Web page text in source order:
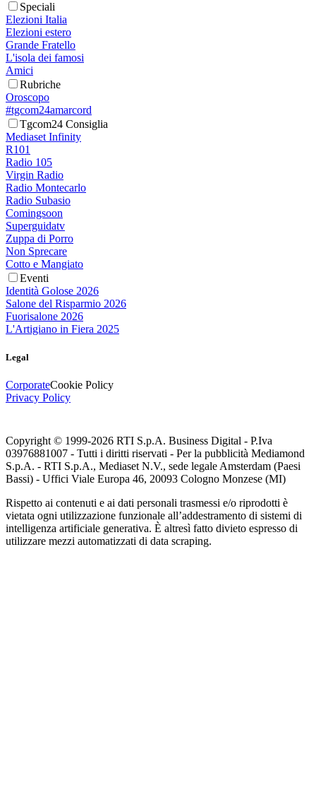
Speciali
Elezioni Italia
Elezioni estero
Grande Fratello
L'isola dei famosi
Amici
Rubriche
Oroscopo
#tgcom24amarcord
Tgcom24 Consiglia
Mediaset Infinity
R101
Radio 105
Virgin Radio
Radio Montecarlo
Radio Subasio
Comingsoon
Superguidatv
Zuppa di Porro
Non Sprecare
Cotto e Mangiato
Eventi
Identità Golose 2026
Salone del Risparmio 2026
Fuorisalone 2026
L'Artigiano in Fiera 2025
Legal
CorporateCookie Policy
Privacy Policy
Copyright © 1999-2026 RTI S.p.A. Business Digital - P.Iva
03976881007 - Tutti i diritti riservati - Per la pubblicità Mediamond
S.p.A. - RTI S.p.A., Mediaset N.V., sede legale Amsterdam (Paesi
Bassi) - Uffici Viale Europa 46, 20093 Cologno Monzese (MI)
Rispetto ai contenuti e ai dati personali trasmessi e/o riprodotti è
vietata ogni utilizzazione funzionale all’addestramento di sistemi di
intelligenza artificiale generativa. È altresì fatto divieto espresso di
utilizzare mezzi automatizzati di data scraping.